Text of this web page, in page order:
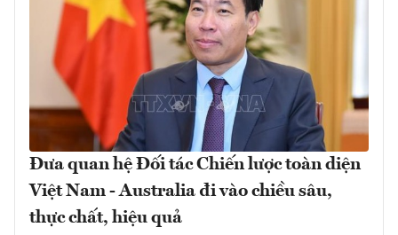
Đưa quan hệ Đối tác Chiến lược toàn diện
Việt Nam - Australia đi vào chiều sâu,
thực chất, hiệu quả